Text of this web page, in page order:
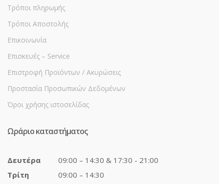
Τρόποι πληρωμής
Τρόποι Αποστολής
Επικοινωνία
Επισκευές – Service
Επιστροφή Προϊόντων / Ακυρώσεις
Προστασία Προσωπικών Δεδομένων
Όροι χρήσης ιστοσελίδας
Ωράριο καταστήματος
Δευτέρα
09:00 – 14:30 & 17:30 - 21:00
Τρίτη
09:00 – 14:30